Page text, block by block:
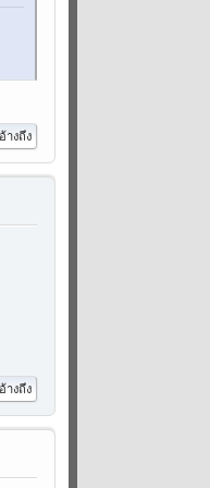
อ้างถึง
อ้างถึง